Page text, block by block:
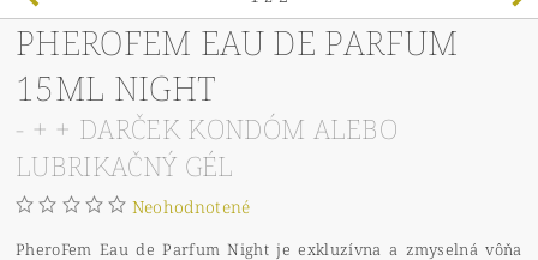
PHEROFEM EAU DE PARFUM
15ML NIGHT
- + + DARČEK KONDÓM ALEBO
LUBRIKAČNÝ GÉL
Neohodnotené
PheroFem Eau de Parfum Night je exkluzívna a zmyselná vôňa